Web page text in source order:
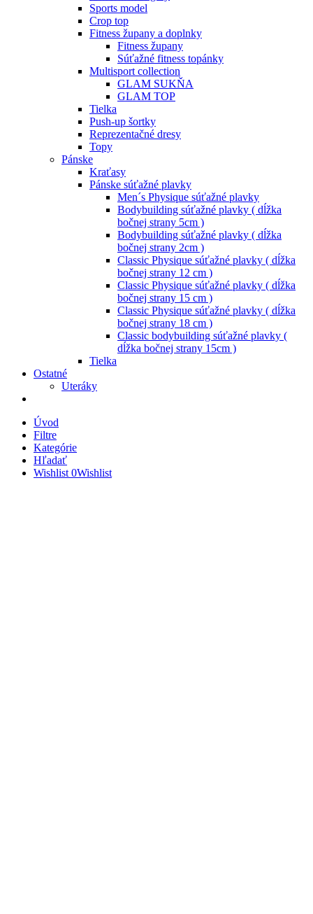
Sports model
Crop top
Fitness župany a doplnky
Fitness župany
Súťažné fitness topánky
Multisport collection
GLAM SUKŇA
GLAM TOP
Tielka
Push-up šortky
Reprezentačné dresy
Topy
Pánske
Kraťasy
Pánske súťažné plavky
Men´s Physique súťažné plavky
Bodybuilding súťažné plavky ( dĺžka
bočnej strany 5cm )
Bodybuilding súťažné plavky ( dĺžka
bočnej strany 2cm )
Classic Physique súťažné plavky ( dĺžka
bočnej strany 12 cm )
Classic Physique súťažné plavky ( dĺžka
bočnej strany 15 cm )
Classic Physique súťažné plavky ( dĺžka
bočnej strany 18 cm )
Classic bodybuilding súťažné plavky (
dĺžka bočnej strany 15cm )
Tielka
Ostatné
Uteráky
Úvod
Filtre
Kategórie
Hľadať
Wishlist 0Wishlist